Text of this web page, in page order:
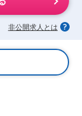
非公開求人とは